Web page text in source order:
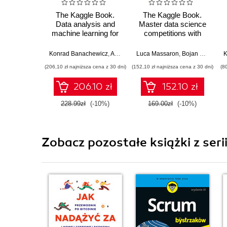
The Kaggle Book.
Data analysis and
machine learning for
science
Konrad Banachewicz Anthony Goldbloom ,Luca Massaron
(206,10 zł najniższa cena z 30 dni)
206.10 zł
228.99zł (-10%)
The Kaggle Book.
Master data science
competitions with
GenAI, and LLMs -
Luca Massaron Bojan Tunguz
(152,10 zł najniższa cena z 30 dni)
152.10 zł
169.00zł (-10%)
Zobacz pozostałe książki z